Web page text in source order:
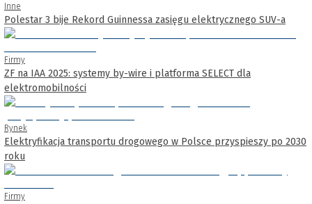
Inne
Polestar 3 bije Rekord Guinnessa zasięgu elektrycznego SUV-a
Firmy
ZF na IAA 2025: systemy by-wire i platforma SELECT dla
elektromobilności
Rynek
Elektryfikacja transportu drogowego w Polsce przyspieszy po 2030
roku
Firmy